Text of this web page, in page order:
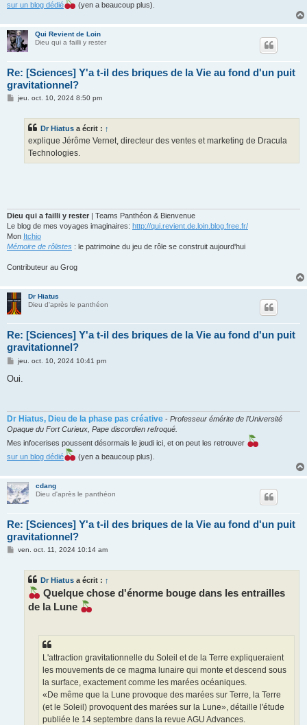
sur un blog dédié
(yen a beaucoup plus).
Qui Revient de Loin
Dieu qui a failli y rester
Re: [Sciences] Y'a t-il des briques de la Vie au fond d'un puit
gravitationnel?
Mjeu. oct. 10, 2024 8:50 pm
Dr Hiatus a écrit : ↑
explique Jérôme Vernet, directeur des ventes et marketing de Dracula
Technologies.
Dieu qui a failli y rester
| Teams Panthéon & Bienvenue
Le blog de mes voyages imaginaires: http://qui.revient.de.loin.blog.free.fr/
Mon Itchio
Mémoire de rôlistes : le patrimoine du jeu de rôle se construit aujourd'hui
Contributeur au Grog
Dr Hiatus
Dieu d'après le panthéon
Re: [Sciences] Y'a t-il des briques de la Vie au fond d'un puit
gravitationnel?
M
s
jeu. oct. 10, 2024 10:41 pm
Oui.
Dr Hiatus, Dieu de la phase pas créative - Professeur émérite de l'Université
Opaque du Fort Curieux, Pape discordien refroqué.
Mes infocerises poussent désormais le jeudi ici, et on peut les retrouver
sur un blog dédié
(yen a beaucoup plus).
cdang
Dieu d'après le panthéon
Re: [Sciences] Y'a t-il des briques de la Vie au fond d'un puit
gravitationnel?
Mven. oct. 11, 2024 10:14 am
Dr Hiatus a écrit : ↑
Quelque chose d'énorme bouge dans les entrailles
de la Lune
L'attraction gravitationnelle du Soleil et de la Terre expliqueraient
les mouvements de ce magma lunaire qui monte et descend sous
la surface, exactement comme les marées océaniques.
«De même que la Lune provoque des marées sur Terre, la Terre
(et le Soleil) provoquent des marées sur la Lune», détaille l'étude
publiée le 14 septembre dans la revue AGU Advances.